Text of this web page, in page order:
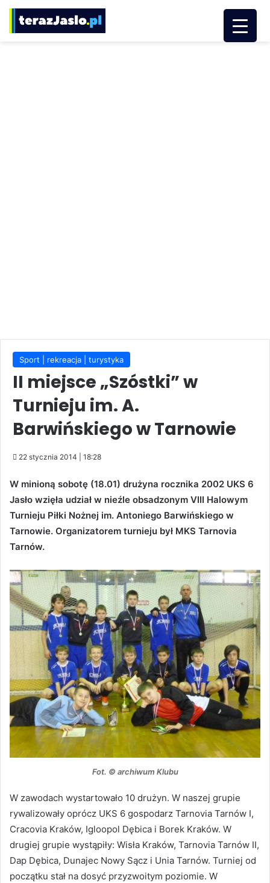
Sport | rekreacja | turystyka
II miejsce „Szóstki” w
Turnieju im. A.
Barwińskiego w Tarnowie
22 stycznia 2014 | 18:28
W minioną sobotę (18.01) drużyna rocznika 2002 UKS 6
Jasło wzięła udział w nieźle obsadzonym VIII Halowym
Turnieju Piłki Nożnej im. Antoniego Barwińskiego w
Tarnowie. Organizatorem turnieju był MKS Tarnovia
Tarnów.
Fot. © archiwum Klubu
W zawodach wystartowało 10 drużyn. W naszej grupie
rywalizowały oprócz UKS 6 gospodarz Tarnovia Tarnów I,
Cracovia Kraków, Igloopol Dębica i Borek Kraków. W
drugiej grupie wystąpiły: Wisła Kraków, Tarnovia Tarnów II,
Dap Dębica, Dunajec Nowy Sącz i Unia Tarnów. Turniej od
początku stał na dosyć przyzwoitym poziomie. W